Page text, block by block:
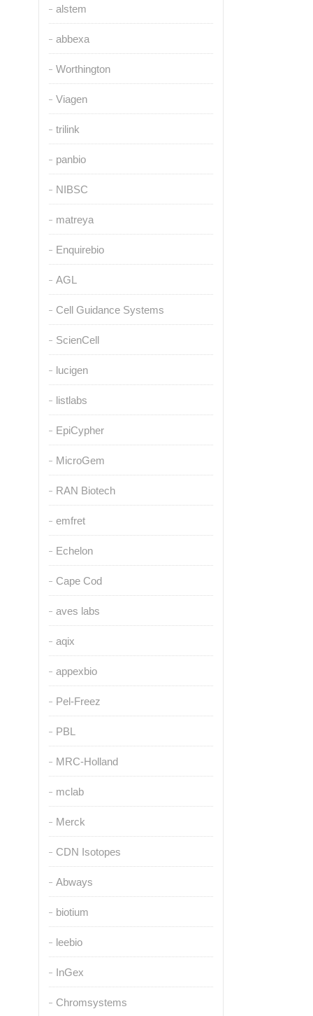
alstem
abbexa
Worthington
Viagen
trilink
panbio
NIBSC
matreya
Enquirebio
AGL
Cell Guidance Systems
ScienCell
lucigen
listlabs
EpiCypher
MicroGem
RAN Biotech
emfret
Echelon
Cape Cod
aves labs
aqix
appexbio
Pel-Freez
PBL
MRC-Holland
mclab
Merck
CDN Isotopes
Abways
biotium
leebio
InGex
Chromsystems